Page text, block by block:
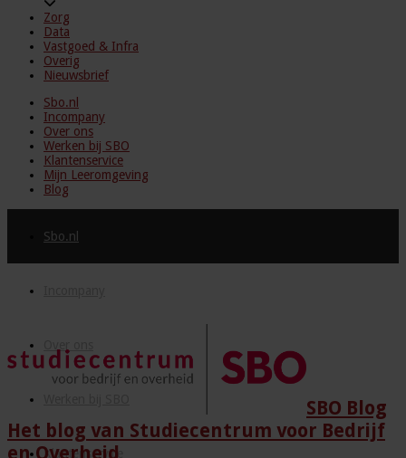
Zorg
Data
Vastgoed & Infra
Overig
Nieuwsbrief
Sbo.nl
Incompany
Over ons
Werken bij SBO
Klantenservice
Mijn Leeromgeving
Blog
Sbo.nl
Klantenservice
SBO Blog
Het blog van Studiecentrum voor Bedrijf
en Overheid